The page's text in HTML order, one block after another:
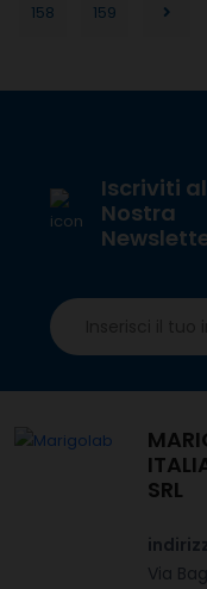
158 159
Iscriviti
Nostra
SRL
Via